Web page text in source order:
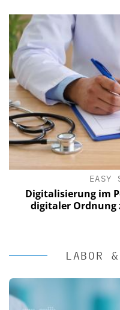
EASY
Digitalisierung im
digitaler Ordnung
LABOR